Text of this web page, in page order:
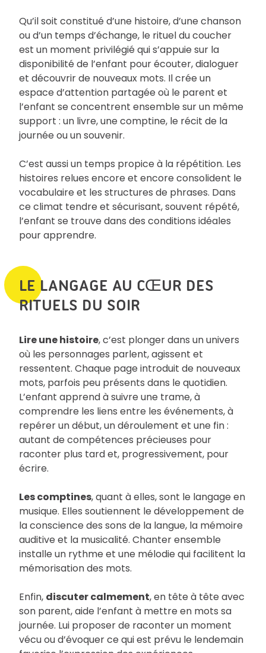
Qu’il soit constitué d’une histoire, d’une chanson
ou d’un temps d’échange, le rituel du coucher
est un moment privilégié qui s’appuie sur la
disponibilité de l’enfant pour écouter, dialoguer
et découvrir de nouveaux mots. Il crée un
espace d’attention partagée où le parent et
l’enfant se concentrent ensemble sur un même
support : un livre, une comptine, le récit de la
journée ou un souvenir.
C’est aussi un temps propice à la répétition. Les
histoires relues encore et encore consolident le
vocabulaire et les structures de phrases. Dans
ce climat tendre et sécurisant, souvent répété,
l’enfant se trouve dans des conditions idéales
pour apprendre.
LE LANGAGE AU CŒUR DES
RITUELS DU SOIR
Lire une histoire, c’est plonger dans un univers
où les personnages parlent, agissent et
ressentent. Chaque page introduit de nouveaux
mots, parfois peu présents dans le quotidien.
L’enfant apprend à suivre une trame, à
comprendre les liens entre les événements, à
repérer un début, un déroulement et une fin :
autant de compétences précieuses pour
raconter plus tard et, progressivement, pour
écrire.
Les comptines, quant à elles, sont le langage en
musique. Elles soutiennent le développement de
la conscience des sons de la langue, la mémoire
auditive et la musicalité. Chanter ensemble
installe un rythme et une mélodie qui facilitent la
mémorisation des mots.
Enfin, discuter calmement, en tête à tête avec
son parent, aide l’enfant à mettre en mots sa
journée. Lui proposer de raconter un moment
vécu ou d’évoquer ce qui est prévu le lendemain